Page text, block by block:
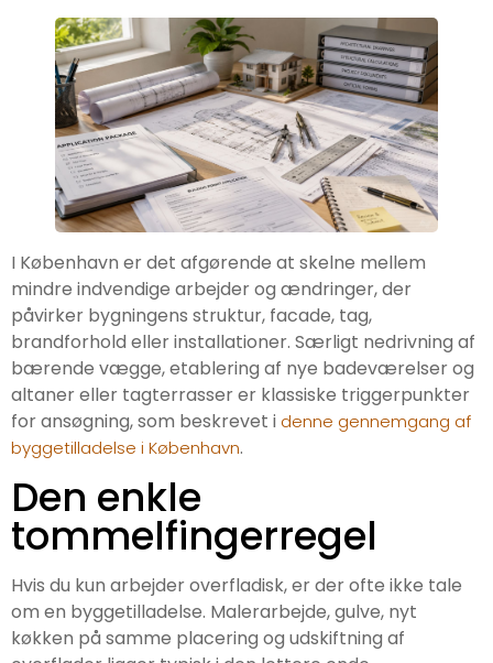
I København er det afgørende at skelne mellem
mindre indvendige arbejder og ændringer, der
påvirker bygningens struktur, facade, tag,
brandforhold eller installationer. Særligt nedrivning af
bærende vægge, etablering af nye badeværelser og
altaner eller tagterrasser er klassiske triggerpunkter
for ansøgning, som beskrevet i denne gennemgang af
byggetilladelse i København.
Den enkle
tommelfingerregel
Hvis du kun arbejder overfladisk, er der ofte ikke tale
om en byggetilladelse. Malerarbejde, gulve, nyt
køkken på samme placering og udskiftning af